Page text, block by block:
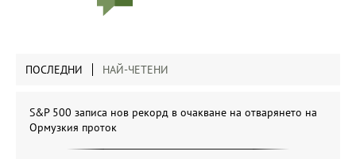
ПОСЛЕДНИ НАЙ-ЧЕТЕНИ
S&P 500 записа нов рекорд в очакване на отварянето на
Ормузкия проток